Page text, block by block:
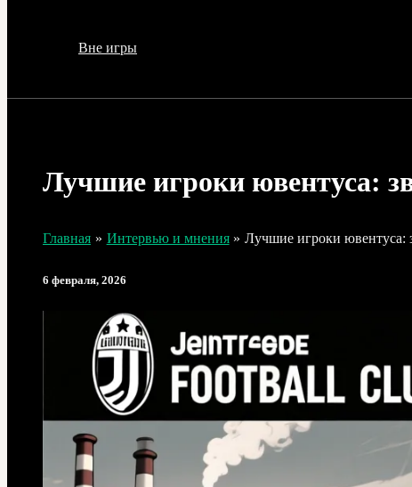
Вне игры
Лучшие игроки ювентуса:
Главная Интервью и мнения Лучшие игроки ювентуса:
6 февраля, 2026